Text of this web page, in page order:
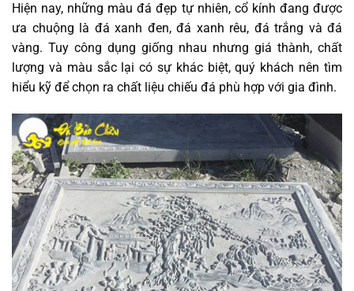
Hiện nay, những màu đá đẹp tự nhiên, cổ kính đang được
ưa chuộng là đá xanh đen, đá xanh rêu, đá trắng và đá
vàng. Tuy công dụng giống nhau nhưng giá thành, chất
lượng và màu sắc lại có sự khác biệt, quý khách nên tìm
hiểu kỹ để chọn ra chất liệu chiếu đá phù hợp với gia đình.